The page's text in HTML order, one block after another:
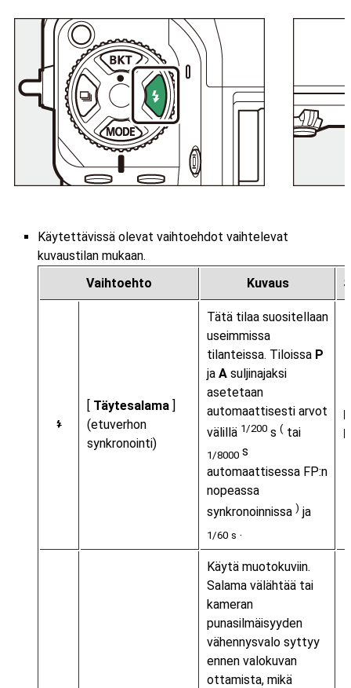
Käytettävissä olevat vaihtoehdot vaihtelevat
kuvaustilan mukaan.
Vaihtoehto
Kuvaus
I
[ Täytesalama ]
(etuverhon
synkronointi)
Tätä tilaa suositellaan
useimmissa
tilanteissa. Tiloissa P
ja A suljinajaksi
asetetaan
automaattisesti arvot
välillä 1/200 s ( tai
1/8000 s
automaattisessa FP:n
nopeassa
synkronoinnissa ) ja
1/60 s .
P
Käytä muotokuviin.
Salama välähtää tai
kameran
punasilmäisyyden
vähennysvalo syttyy
ennen valokuvan
ottamista, mikä